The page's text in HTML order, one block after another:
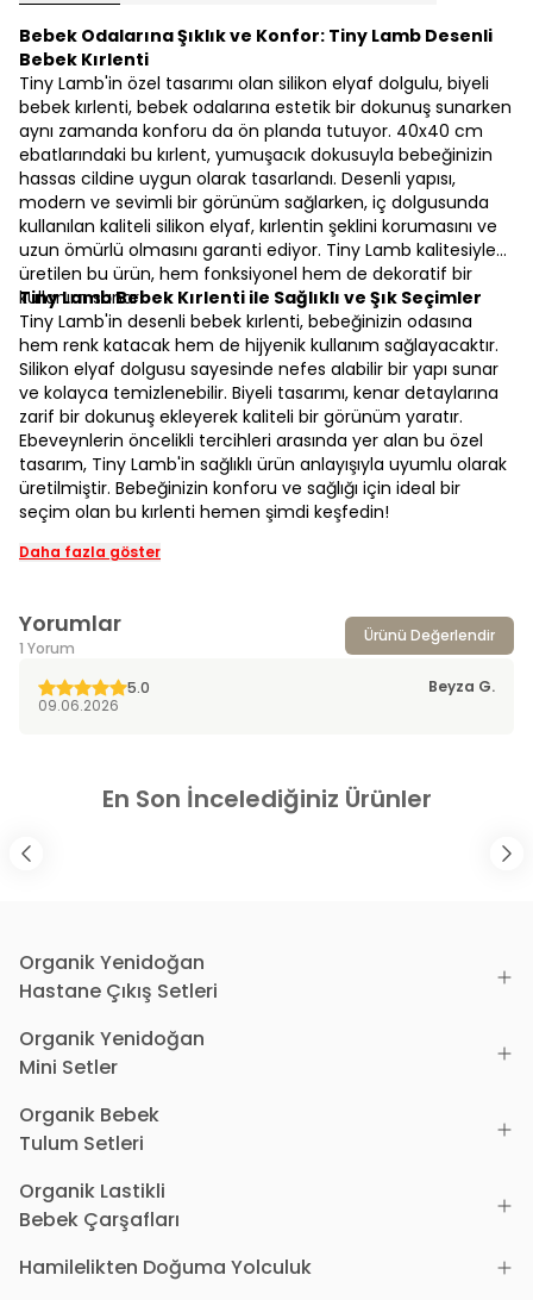
Bebek Odalarına Şıklık ve Konfor: Tiny Lamb Desenli
Bebek Kırlenti
Tiny Lamb'in özel tasarımı olan silikon elyaf dolgulu, biyeli
bebek kırlenti, bebek odalarına estetik bir dokunuş sunarken
aynı zamanda konforu da ön planda tutuyor. 40x40 cm
ebatlarındaki bu kırlent, yumuşacık dokusuyla bebeğinizin
hassas cildine uygun olarak tasarlandı. Desenli yapısı,
modern ve sevimli bir görünüm sağlarken, iç dolgusunda
kullanılan kaliteli silikon elyaf, kırlentin şeklini korumasını ve
uzun ömürlü olmasını garanti ediyor. Tiny Lamb kalitesiyle
üretilen bu ürün, hem fonksiyonel hem de dekoratif bir
kullanım sunar.
Tiny Lamb Bebek Kırlenti ile Sağlıklı ve Şık Seçimler
Tiny Lamb'in desenli bebek kırlenti, bebeğinizin odasına
hem renk katacak hem de hijyenik kullanım sağlayacaktır.
Silikon elyaf dolgusu sayesinde nefes alabilir bir yapı sunar
ve kolayca temizlenebilir. Biyeli tasarımı, kenar detaylarına
zarif bir dokunuş ekleyerek kaliteli bir görünüm yaratır.
Ebeveynlerin öncelikli tercihleri arasında yer alan bu özel
tasarım, Tiny Lamb'in sağlıklı ürün anlayışıyla uyumlu olarak
üretilmiştir. Bebeğinizin konforu ve sağlığı için ideal bir
seçim olan bu kırlenti hemen şimdi keşfedin!
Daha fazla göster
Yorumlar
1 Yorum
Ürünü Değerlendir
5.0 Beyza G.
09.06.2026
En Son İncelediğiniz Ürünler
Organik Yenidoğan
Hastane Çıkış Setleri
Organik Yenidoğan
Mini Setler
Organik Bebek
Tulum Setleri
Organik Lastikli
Bebek Çarşafları
Hamilelikten Doğuma Yolculuk